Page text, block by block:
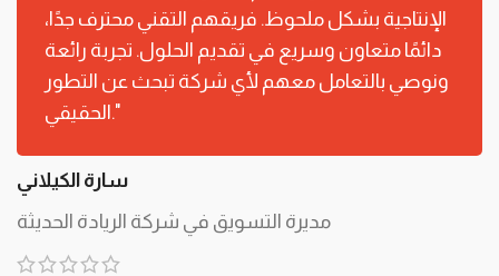
الإنتاجية بشكل ملحوظ. فريقهم التقني محترف جدًا،
دائمًا متعاون وسريع في تقديم الحلول. تجربة رائعة
ونوصي بالتعامل معهم لأي شركة تبحث عن التطور
الحقيقي."
سارة الكيلاني
مديرة التسويق في شركة الريادة الحديثة